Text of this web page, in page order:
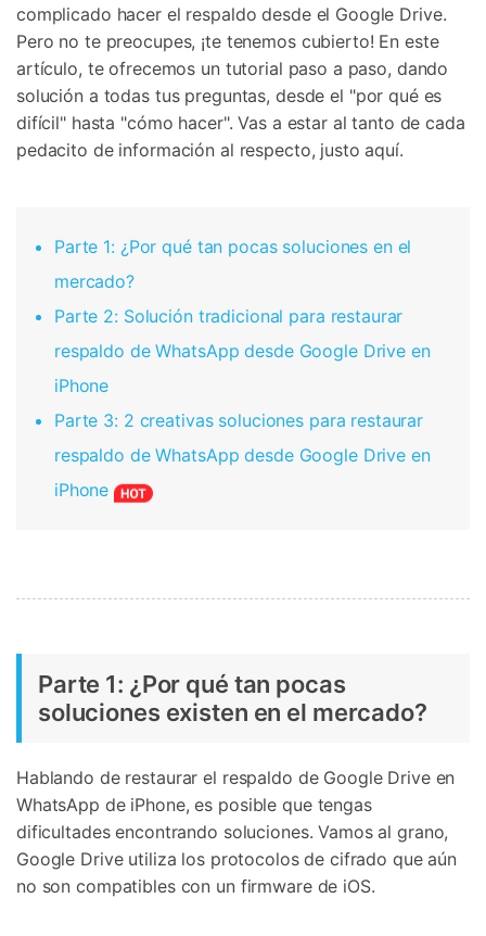
complicado hacer el respaldo desde el Google Drive.
Pero no te preocupes, ¡te tenemos cubierto! En este
artículo, te ofrecemos un tutorial paso a paso, dando
solución a todas tus preguntas, desde el "por qué es
difícil" hasta "cómo hacer". Vas a estar al tanto de cada
pedacito de información al respecto, justo aquí.
Parte 1: ¿Por qué tan pocas soluciones en el
mercado?
Parte 2: Solución tradicional para restaurar
respaldo de WhatsApp desde Google Drive en
iPhone
Parte 3: 2 creativas soluciones para restaurar
respaldo de WhatsApp desde Google Drive en
iPhone
Parte 1: ¿Por qué tan pocas
soluciones existen en el mercado?
Hablando de restaurar el respaldo de Google Drive en
WhatsApp de iPhone, es posible que tengas
dificultades encontrando soluciones. Vamos al grano,
Google Drive utiliza los protocolos de cifrado que aún
no son compatibles con un firmware de iOS.